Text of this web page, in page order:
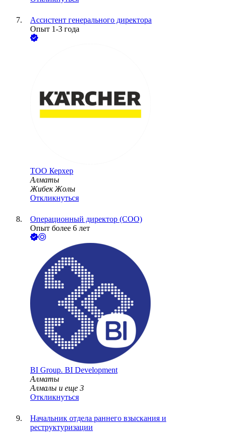
Ассистент генерального директора
Опыт 1-3 года
ТОО Керхер
Алматы
Жибек Жолы
Откликнуться
Операционный директор (COO)
Опыт более 6 лет
BI Group. BI Development
Алматы
Алмалы и еще 3
Откликнуться
Начальник отдела раннего взыскания и
реструктуризации